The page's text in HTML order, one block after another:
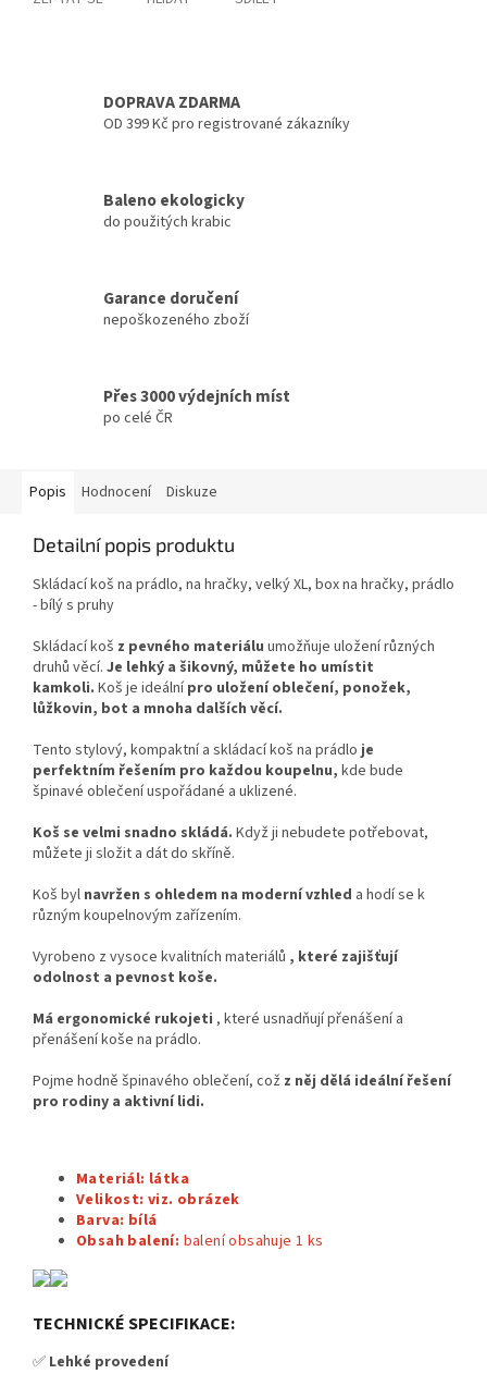
DOPRAVA ZDARMA
OD 399 Kč pro registrované zákazníky
Baleno ekologicky
do použitých krabic
Garance doručení
nepoškozeného zboží
Přes 3000 výdejních míst
po celé ČR
Popis Hodnocení Diskuze
Detailní popis produktu
Skládací koš na prádlo, na hračky, velký XL, box na hračky, prádlo
- bílý s pruhy
Skládací koš z pevného materiálu umožňuje uložení různých
druhů věcí. Je lehký a šikovný, můžete ho umístit
kamkoli. Koš je ideálnípro uložení oblečení, ponožek,
lůžkovin, bot a mnoha dalších věcí.
Tento stylový, kompaktní a skládací koš na prádloje
perfektním řešením pro každou koupelnu, kde bude
špinavé oblečení uspořádané a uklizené.
Koš se velmi snadno skládá. Když ji nebudete potřebovat,
můžete ji složit a dát do skříně.
Koš byl navržen s ohledem na moderní vzhled a hodí se k
různým koupelnovým zařízením.
Vyrobeno z vysoce kvalitních materiálů , které zajišťují
odolnost a pevnost koše.
Má ergonomické rukojeti , které usnadňují přenášení a
přenášení koše na prádlo.
Pojme hodně špinavého oblečení, což z něj dělá ideální řešení
pro rodiny a aktivní lidi.
Materiál: látka
Velikost:viz. obrázek
Barva: bílá
Obsah balení: balení obsahuje 1 ks
TECHNICKÉ SPECIFIKACE:
✅ Lehké provedení